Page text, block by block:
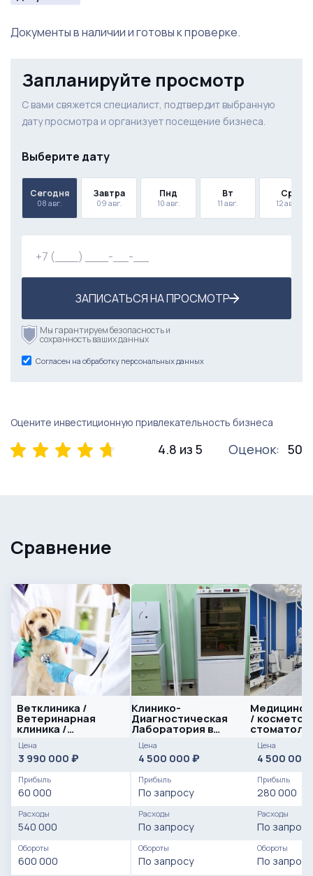
Документы в наличии и готовы к проверке.
Запланируйте просмотр
С вами свяжется специалист, подтвердит выбранную
дату просмотра и организует посещение бизнеса.
Выберите дату
Сегодня
08 авг.
Завтра
09 авг.
Пнд
10 авг.
Вт
11 авг.
Ср
12 авг.
ЗАПИСАТЬСЯ НА ПРОСМОТР
Мы гарантируем безопасность и
сохранность ваших данных
Согласен на обработку персональных данных
Оцените инвестиционную привлекательность бизнеса
4.8 из 5 Оценок: 50
Сравнение
Ветклиника /
Ветеринарная
клиника /
Ветаптека
Цена
3 990 000 ₽
Прибыль
60 000
Расходы
540 000
Обороты
600 000
Клинико-
Диагностическая
Лаборатория в
Приморском районе
Цена
4 500 000 ₽
Прибыль
По запросу
Расходы
По запросу
Обороты
По запросу
/
ключ
Цена
4 500 000
Прибыль
280 000
Расходы
По запросу
Обороты
По запросу